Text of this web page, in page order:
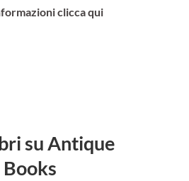
clicca qui
su Antique
Books